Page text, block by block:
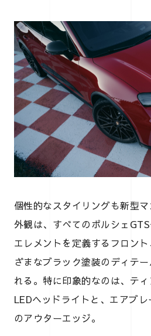
個性的なスタイリングも新型
外観は、すべてのポルシェ
エレメントを定義するフロン
ざまなブラック塗装のディテ
れる。特に印象的なのは、テ
LEDヘッドライトと、エアブ
のアウターエッジ。